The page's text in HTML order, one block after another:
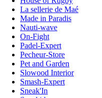
La sellerie de Maé
Made in Paradis
Nauti-wave
On-Fight
Padel-Expert
Pecheur-Store
Pet and Garden
Slowood Interior
Smash-Expert
Sneak'In